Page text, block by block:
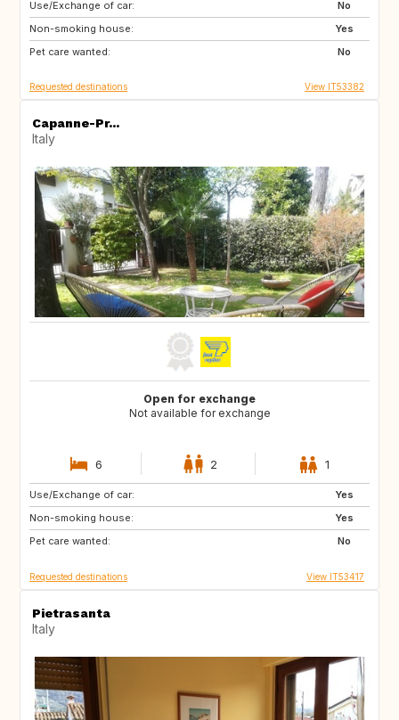
Use/Exchange of car:
No
Non-smoking house:
Yes
Pet care wanted:
No
FR
IE
Requested destinations View IT53382
Capanne-Pr...
Italy
Open for exchange
Not available for exchange
6 2 1
Use/Exchange of car:
Yes
Non-smoking house:
Yes
Pet care wanted:
No
DE
IS
FR
Requested destinations View IT53417
Pietrasanta
Italy